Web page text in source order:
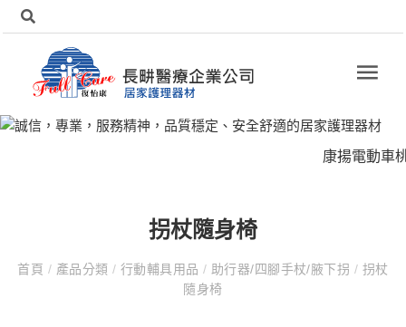
康揚電動車
拐杖隨身椅
首頁 / 產品分類 / 行動輔具用品 / 助行器/四腳手杖/腋下拐 / 拐杖
隨身椅